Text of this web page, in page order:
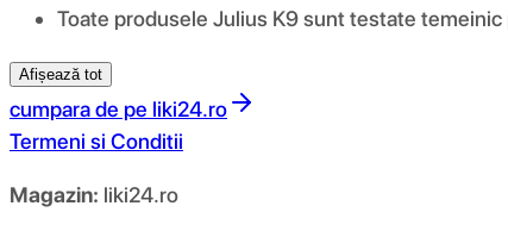
Toate produsele Julius K9 sunt testate
Afișează tot
cumpara de pe liki24.ro
Termeni si Conditii
Magazin: liki24.ro